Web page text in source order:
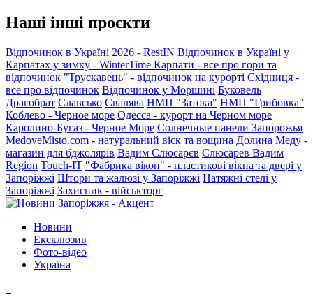
Наші інші проєкти
Відпочинок в Україні 2026 - RestIN Відпочинок в Україні у
Карпатах у зимку - WinterTime Карпати - все про гори та
відпочинок "Трускавець" - відпочинок на курорті Східниця -
все про відпочинок Відпочинок у Моршині Буковель
Драгобрат Славсько Свалява НМП "Затока" НМП "Грибовка"
Коблево - Черное море Одесса - курорт на Черном море
Каролино-Бугаз - Черное Море Солнечные панели Запорожья
MedoveMisto.com - натуральний віск та вощина Долина Меду -
магазин для бджолярів Вадим Слюсарєв Слюсарев Вадим
Region Touch-IT "Фабрика вікон" - пластикові вікна та двері у
Запоріжжі Штори та жалюзі у Запоріжжі Натяжні стелі у
Запоріжжі Захисник - військторг
Новини
Ексклюзив
Фото-відео
Україна